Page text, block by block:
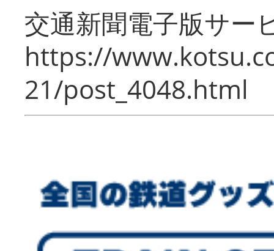
交通新聞電子版サー
https://
21/post_4048.html